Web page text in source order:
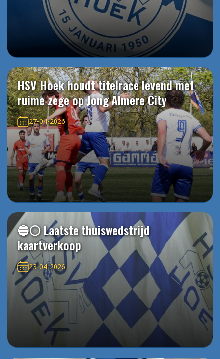
HSV Hoek houdt titelrace levend met
ruime zege op Jong Almere City
27-04-2026
🔵⚪️ Laatste thuiswedstrijd
kaartverkoop
23-04-2026